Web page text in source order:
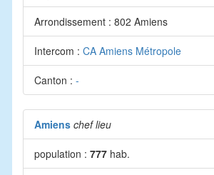
Arrondissement : 802 Amiens
Intercom : CA Amiens Métropole
Canton : -
Amiens chef lieu
population : 777 hab.